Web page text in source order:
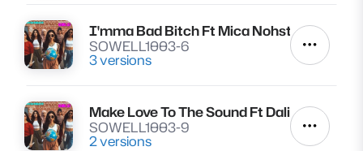
Lire
I'mma Bad Bitch Ft Mica Nohstadt &
SOWELL1003-6
3 versions Autres
Lire
Make Love To The Sound Ft Dalicia Lafleur
SOWELL1003-9
2 versions Autres